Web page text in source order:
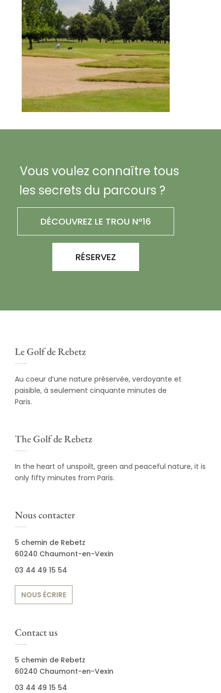
Vous voulez connaître tous
les secrets du parcours ?
DÉCOUVREZ LE TROU N°16
RÉSERVEZ
Le Golf de Rebetz
Au coeur d’une nature préservée, verdoyante et
paisible, à seulement cinquante minutes de
Paris.
The Golf de Rebetz
In the heart of unspoilt, green and peaceful nature, it is
only fifty minutes from Paris.
Nous contacter
5 chemin de Rebetz
60240 Chaumont-en-Vexin
03 44 49 15 54
NOUS ÉCRIRE
Contact us
5 chemin de Rebetz
60240 Chaumont-en-Vexin
03 44 49 15 54